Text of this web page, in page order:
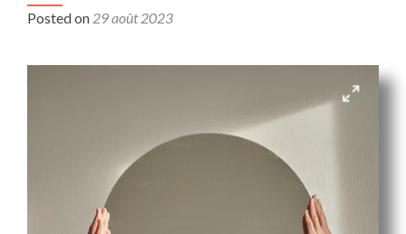
Posted on 29 août 2023